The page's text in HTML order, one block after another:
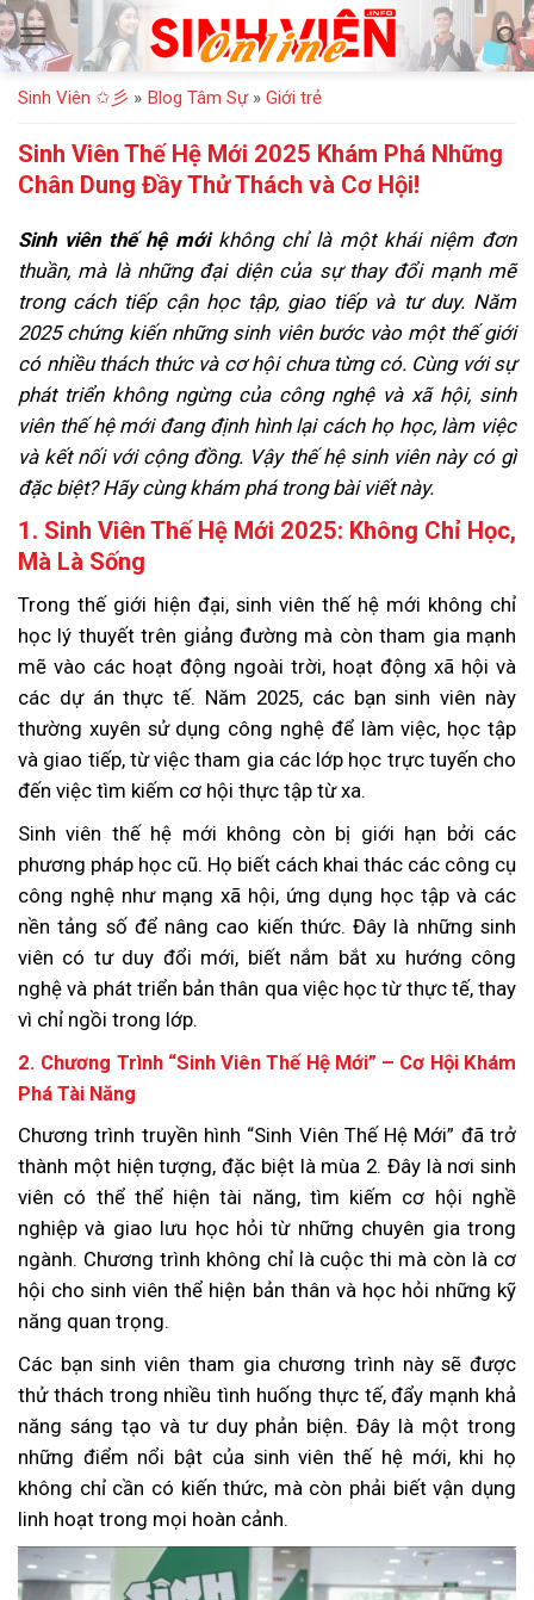
Bỏ
qua
nội
dung
Sinh Viên ✩彡 » Blog Tâm Sự» Giới trẻ
Sinh Viên Thế Hệ Mới 2025 Khám Phá Những
Chân Dung Đầy Thử Thách và Cơ Hội!
Sinh viên thế hệ mớikhông chỉ là một khái niệm đơn
thuần, mà là những đại diện của sự thay đổi mạnh mẽ
trong cách tiếp cận học tập, giao tiếp và tư duy. Năm
2025 chứng kiến những sinh viên bước vào một thế giới
có nhiều thách thức và cơ hội chưa từng có. Cùng với sự
phát triển không ngừng của công nghệ và xã hội, sinh
viên thế hệ mới đang định hình lại cách họ học, làm việc
và kết nối với cộng đồng. Vậy thế hệ sinh viên này có gì
đặc biệt? Hãy cùng khám phá trong bài viết này.
1. Sinh Viên Thế Hệ Mới 2025: Không Chỉ Học,
Mà Là Sống
Trong thế giới hiện đại, sinh viên thế hệ mới không chỉ
học lý thuyết trên giảng đường mà còn tham gia mạnh
mẽ vào các hoạt động ngoài trời, hoạt động xã hội và
các dự án thực tế. Năm 2025, các bạn sinh viên này
thường xuyên sử dụng công nghệ để làm việc, học tập
và giao tiếp, từ việc tham gia các lớp học trực tuyến cho
đến việc tìm kiếm cơ hội thực tập từ xa.
Sinh viên thế hệ mới không còn bị giới hạn bởi các
phương pháp học cũ. Họ biết cách khai thác các công cụ
công nghệ như mạng xã hội, ứng dụng học tập và các
nền tảng số để nâng cao kiến thức. Đây là những sinh
viên có tư duy đổi mới, biết nắm bắt xu hướng công
nghệ và phát triển bản thân qua việc học từ thực tế, thay
vì chỉ ngồi trong lớp.
2. Chương Trình “Sinh Viên Thế Hệ Mới” – Cơ Hội Khám
Phá Tài Năng
Chương trình truyền hình “Sinh Viên Thế Hệ Mới” đã trở
thành một hiện tượng, đặc biệt là mùa 2. Đây là nơi sinh
viên có thể thể hiện tài năng, tìm kiếm cơ hội nghề
nghiệp và giao lưu học hỏi từ những chuyên gia trong
ngành. Chương trình không chỉ là cuộc thi mà còn là cơ
hội cho sinh viên thể hiện bản thân và học hỏi những kỹ
năng quan trọng.
Các bạn sinh viên tham gia chương trình này sẽ được
thử thách trong nhiều tình huống thực tế, đẩy mạnh khả
năng sáng tạo và tư duy phản biện. Đây là một trong
những điểm nổi bật của sinh viên thế hệ mới, khi họ
không chỉ cần có kiến thức, mà còn phải biết vận dụng
linh hoạt trong mọi hoàn cảnh.